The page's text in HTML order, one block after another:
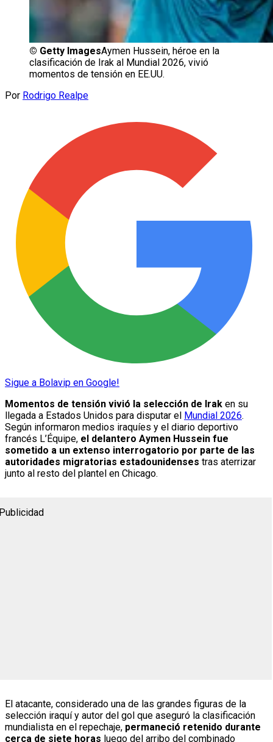
© Getty ImagesAymen Hussein, héroe en la
clasificación de Irak al Mundial 2026, vivió
momentos de tensión en EE.UU.
Por Rodrigo Realpe
Sigue a Bolavip en Google!
Momentos de tensión vivió la selección de Irak en su
llegada a Estados Unidos para disputar el Mundial 2026.
Según informaron medios iraquíes y el diario deportivo
francés L’Équipe, el delantero Aymen Hussein fue
sometido a un extenso interrogatorio por parte de las
autoridades migratorias estadounidenses tras aterrizar
junto al resto del plantel en Chicago.
El atacante, considerado una de las grandes figuras de la
selección iraquí y autor del gol que aseguró la clasificación
mundialista en el repechaje, permaneció retenido durante
cerca de siete horas luego del arribo del combinado